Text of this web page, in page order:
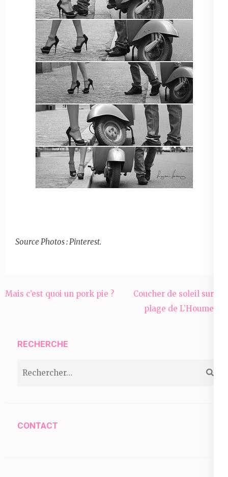
Source Photos : Pinterest.
Navigation
Mais c’est quoi un pork pie ?
Coucher de soleil sur la
plage de L’Houmeau
RECHERCHE
CONTACT